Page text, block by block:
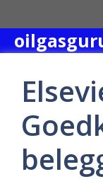
to
content